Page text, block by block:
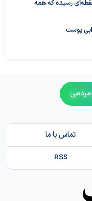
رسیده که همه
پوست
تماس با ما
RSS